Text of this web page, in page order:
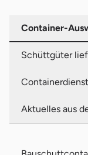
Container-
Schüttgüter
Aktuelles aus